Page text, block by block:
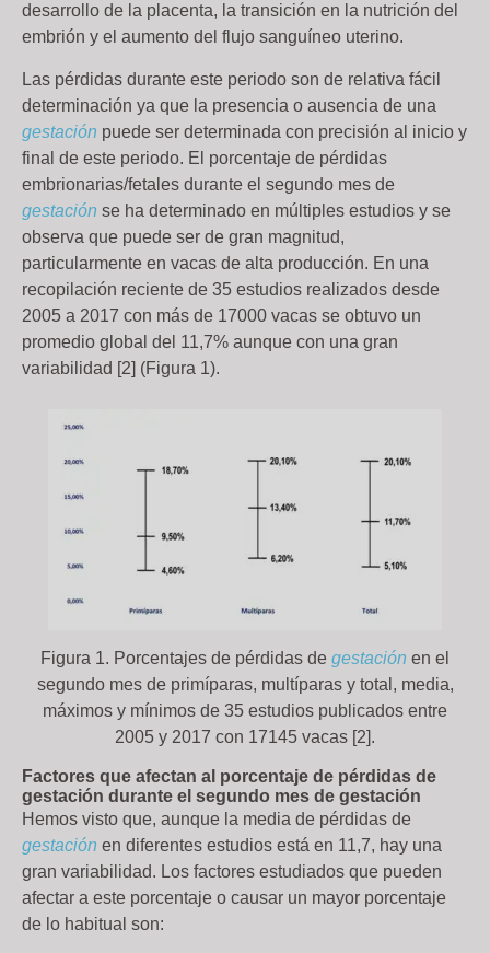
desarrollo de la placenta, la transición en la nutrición del
embrión y el aumento del flujo sanguíneo uterino.
Las pérdidas durante este periodo son de relativa fácil
determinación ya que la presencia o ausencia de una
gestación puede ser determinada con precisión al inicio y
final de este periodo. El porcentaje de pérdidas
embrionarias/fetales durante el segundo mes de
gestación se ha determinado en múltiples estudios y se
observa que puede ser de gran magnitud,
particularmente en vacas de alta producción. En una
recopilación reciente de 35 estudios realizados desde
2005 a 2017 con más de 17000 vacas se obtuvo un
promedio global del 11,7% aunque con una gran
variabilidad [2] (Figura 1).
Figura 1. Porcentajes de pérdidas de gestación en el
segundo mes de primíparas, multíparas y total, media,
máximos y mínimos de 35 estudios publicados entre
2005 y 2017 con 17145 vacas [2].
Factores que afectan al porcentaje de pérdidas de
gestación durante el segundo mes de gestación
Hemos visto que, aunque la media de pérdidas de
gestación en diferentes estudios está en 11,7, hay una
gran variabilidad. Los factores estudiados que pueden
afectar a este porcentaje o causar un mayor porcentaje
de lo habitual son: